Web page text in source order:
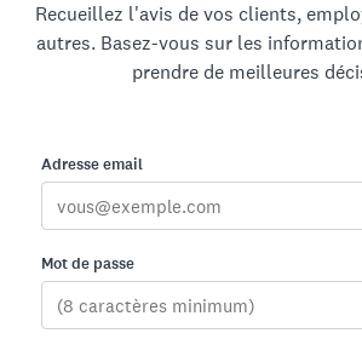
Recueillez l'avis de vos clients,
autres. Basez-vous sur les
prendre de meilleures
Adresse email
Mot de passe